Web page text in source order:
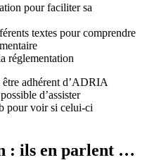
pour faciliter sa
textes pour comprendre
réglementation
adhérent d’ADRIA
d’assister
pour voir si celui-ci
: ils en parlent …